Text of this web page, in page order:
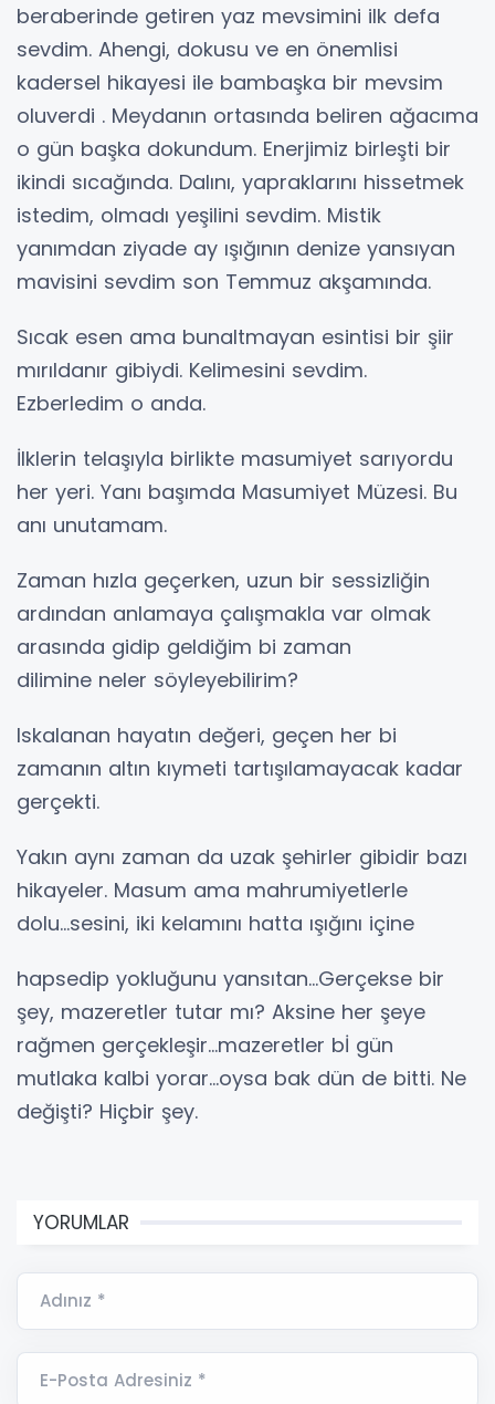
beraberinde getiren yaz mevsimini ilk defa
sevdim. Ahengi, dokusu ve en önemlisi
kadersel hikayesi ile bambaşka bir mevsim
oluverdi . Meydanın ortasında beliren ağacıma
o gün başka dokundum. Enerjimiz birleşti bir
ikindi sıcağında. Dalını, yapraklarını hissetmek
istedim, olmadı yeşilini sevdim. Mistik
yanımdan ziyade ay ışığının denize yansıyan
mavisini sevdim son Temmuz akşamında.
Sıcak esen ama bunaltmayan esintisi bir şiir
mırıldanır gibiydi. Kelimesini sevdim.
Ezberledim o anda.
İlklerin telaşıyla birlikte masumiyet sarıyordu
her yeri. Yanı başımda Masumiyet Müzesi. Bu
anı unutamam.
Zaman hızla geçerken, uzun bir sessizliğin
ardından anlamaya çalışmakla var olmak
arasında gidip geldiğim bi zaman
dilimine neler söyleyebilirim?
Iskalanan hayatın değeri, geçen her bi
zamanın altın kıymeti tartışılamayacak kadar
gerçekti.
Yakın aynı zaman da uzak şehirler gibidir bazı
hikayeler. Masum ama mahrumiyetlerle
dolu...sesini, iki kelamını hatta ışığını içine
hapsedip yokluğunu yansıtan...Gerçekse bir
şey, mazeretler tutar mı? Aksine her şeye
rağmen gerçekleşir...mazeretler bİ gün
mutlaka kalbi yorar...oysa bak dün de bitti. Ne
değişti? Hiçbir şey.
YORUMLAR
Adınız *
E-Posta Adresiniz *